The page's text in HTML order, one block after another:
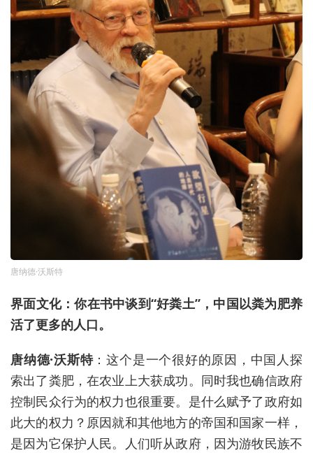
唐纳德·沃斯特
界面文化：你在书中谈到“好粪土”，中国以粪为肥养
活了更多的人口。
唐纳德·沃斯特：这个是一个很好的原因，中国人探
索出了粪肥，在农业上大获成功。同时我也确信政府
控制民众行为的权力也很重要。是什么赋予了政府如
此大的权力？原因就和其他地方的帝国和国家一样，
是因为它保护人民。人们听从政府，因为游牧民族不